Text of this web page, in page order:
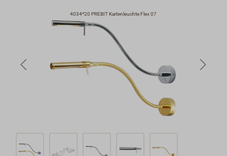
4034*20 PREBIT Kartenleuchte Flex 07